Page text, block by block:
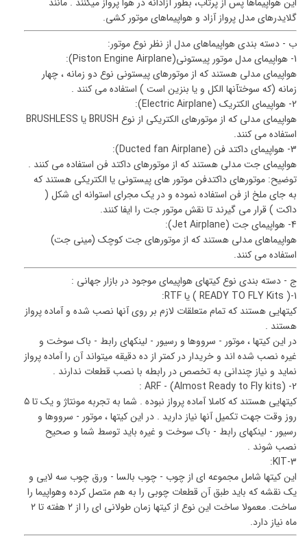
گلایدرهای مدل پرواز آزاد و هواپیماهای موتور کشی.
ب - دسته بندی هواپیماهای مدل از نظر نوع موتور:
1- هواپیمای مدل موتور پیستونی(Piston Engine Airplane):
هواپیمای مدلی هستند که از موتورهای پیستونی نوع دو زمانه ، چهار
زمانه (که سوختآنها الکل و یا بنزین است ) استفاده می کنند .
2- هواپیمای الکتریک (Electric Airplane):
هواپیمای مدلی که از موتورهای الکتریکی از نوع BRUSH یا BRUSHLESS
استفاده می کنند.
3- هواپیمای داکتد فن (Ducted fan Airplane):
هواپیمای جت مدلی هستند که از موتورهای داکتد فن استفاده می کنند .
توضیح: موتورهای داکتدفن موتور های پیستونی یا الکتریکی هستند که
به جای ملخ از فن استفاده نموده و در یک مجرای استوانه ای شکل (
داکت ) قرار می گیرند تا نقش موتور جت را ایفا کنند.
4- هواپیمای جت (Jet Airplane):
هواپیماهای مدلی هستند که از موتورهای جت کوچک (مینی جت)
استفاده می کنند.
ج - دسته بندی نوع کیتهای هواپیمای موجود در بازار جهانی :
1-( READY TO FLY Kits ) یا RTF:
کیتهایی هستند که تمام متعلقات لازم بر روی آنها نصب شده و آماده پرواز
هستند .
در این کیتها ، موتور - سرووها و رسیور - لینکهای رابط - باک سوخت و
غیره نصب شده اند و خریدار در کمتر از ده دقیقه میتواند آن را آماده پرواز
نماید و نیاز چندانی به تخصص در رابطه با نصب قطعات ندارند .
2- (ARF - (Almost Ready to Fly kits :
کیتهایی هستند که کاملا آماده پرواز نبوده . شما به تجربه مونتاژ و یک تا ۵
روز وقت جهت تکمیل آنها نیاز دارید . در این کیتها ، موتور - سرووها و
رسیور - لینکهای رابط - باک سوخت و غیره باید توسط شما و صحیح
نصب شوند .
3-KIT:
این کیتها شامل مجموعه ای از چوب - چوب بالسا - ورق چوب سه لایی و
یک نقشه که باید طبق آن قطعات چوبی را به هم متصل کرده وهواپیما را
ساخت. معمولا ساخت این نوع از کیتها زمان طولانی ای را از ۲ هفته تا ۲
ماه نیاز دارد.